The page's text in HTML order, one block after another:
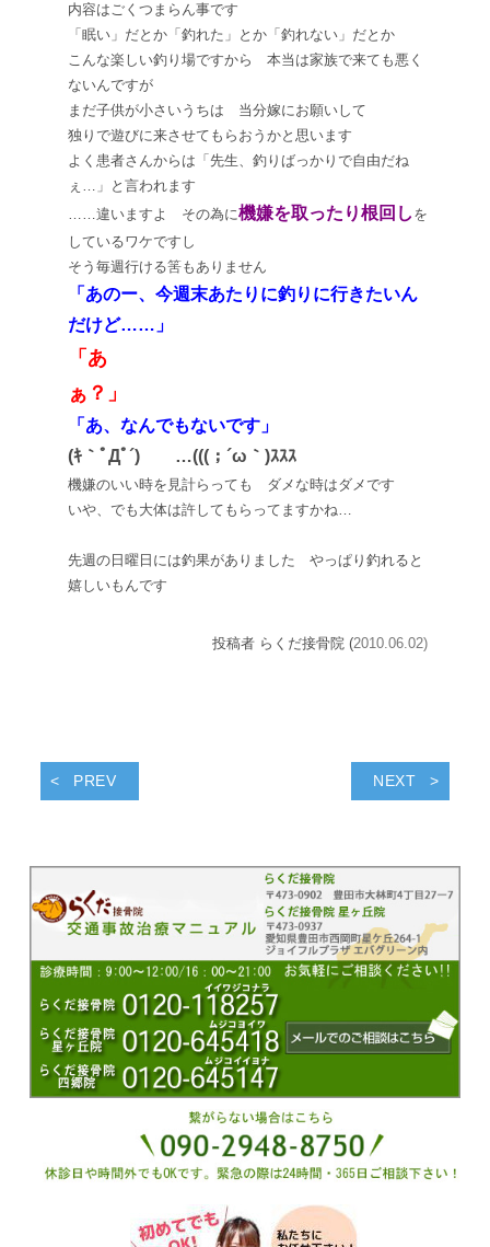
内容はごくつまらん事です
「眠い」だとか「釣れた」とか「釣れない」だとか
こんな楽しい釣り場ですから 本当は家族で来ても悪く
ないんですが
まだ子供が小さいうちは 当分嫁にお願いして
独りで遊びに来させてもらおうかと思います
よく患者さんからは「先生、釣りばっかりで自由だね
ぇ…」と言われます
……違いますよ その為に機嫌を取ったり根回し を
しているワケですし
そう毎週行ける筈もありません
「あのー、今週末あたりに釣りに行きたいん
だけど……」
「あ
ぁ？」
「あ、なんでもないです」
(ｷ｀ﾟДﾟ´) …(((；´ω｀)ｽｽｽ
機嫌のいい時を見計らっても ダメな時はダメです
いや、でも大体は許してもらってますかね…
先週の日曜日には釣果がありました やっぱり釣れると
嬉しいもんです
投稿者 らくだ接骨院 (2010.06.02)
PREV NEXT